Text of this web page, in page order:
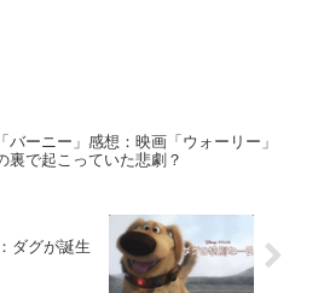
「バーニー」感想：映画「ウォーリー」
裏で起こっていた悲劇？
ダグが誕生